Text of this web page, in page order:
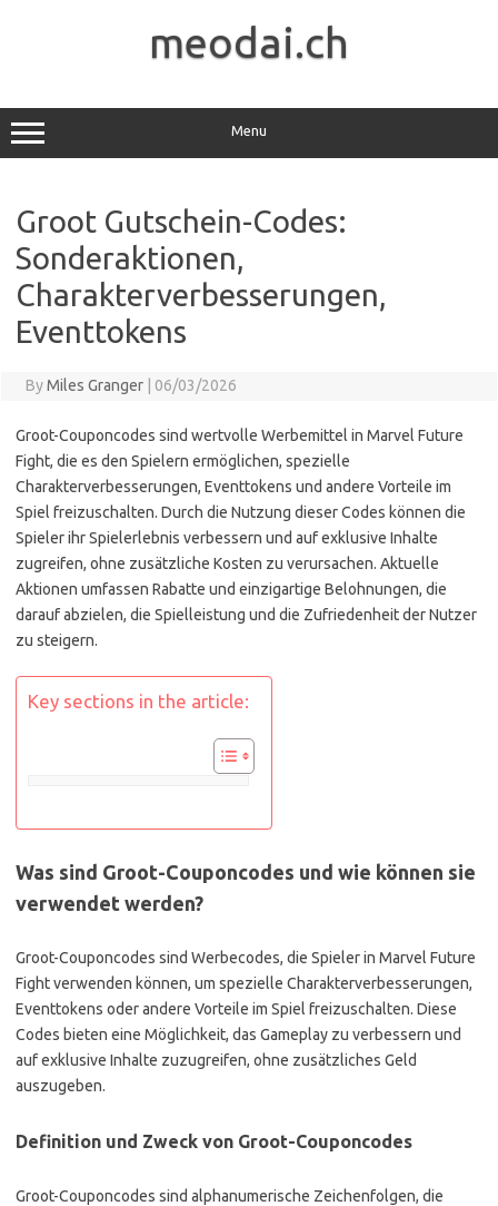
meodai.ch
Menu
Groot Gutschein-Codes:
Sonderaktionen,
Charakterverbesserungen,
Eventtokens
ByMiles Granger 06/03/2026
Groot-Couponcodes sind wertvolle Werbemittel in Marvel Future
Fight, die es den Spielern ermöglichen, spezielle
Charakterverbesserungen, Eventtokens und andere Vorteile im
Spiel freizuschalten. Durch die Nutzung dieser Codes können die
Spieler ihr Spielerlebnis verbessern und auf exklusive Inhalte
zugreifen, ohne zusätzliche Kosten zu verursachen. Aktuelle
Aktionen umfassen Rabatte und einzigartige Belohnungen, die
darauf abzielen, die Spielleistung und die Zufriedenheit der Nutzer
zu steigern.
Key sections in the article:
Was sind Groot-Couponcodes und wie können sie
verwendet werden?
Groot-Couponcodes sind Werbecodes, die Spieler in Marvel Future
Fight verwenden können, um spezielle Charakterverbesserungen,
Eventtokens oder andere Vorteile im Spiel freizuschalten. Diese
Codes bieten eine Möglichkeit, das Gameplay zu verbessern und
auf exklusive Inhalte zuzugreifen, ohne zusätzliches Geld
auszugeben.
Definition und Zweck von Groot-Couponcodes
Groot-Couponcodes sind alphanumerische Zeichenfolgen, die